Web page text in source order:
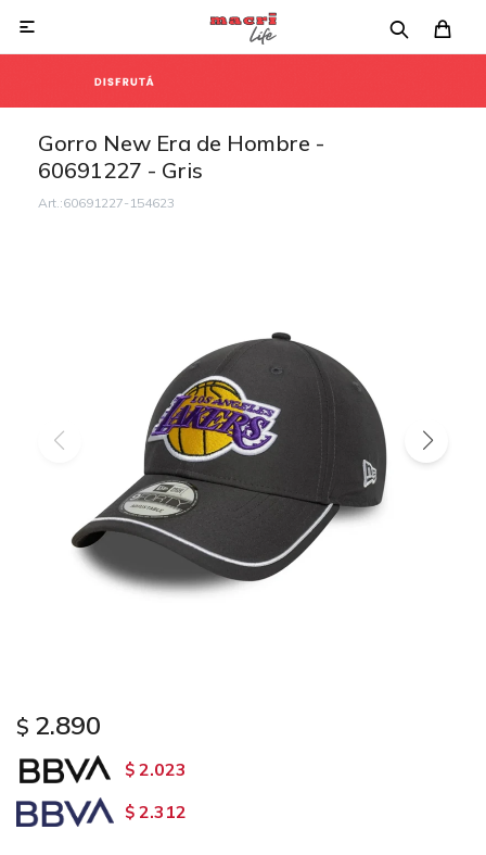

Gorro New Era de Hombre -
60691227 - Gris
60691227-154623
$ 2.890
$ 2.023
$ 2.312